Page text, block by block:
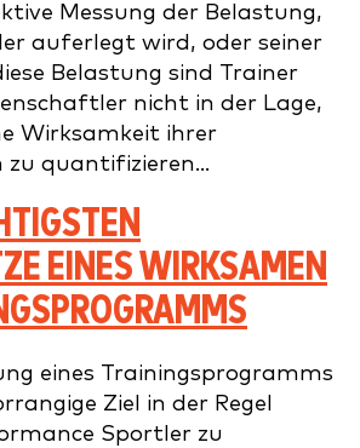
Messung der Belastung,
auferlegt wird, oder seiner
Belastung sind Trainer
nicht in der Lage,
Wirksamkeit ihrer
zu quantifizieren...
EINES WIRKSAMEN
eines Trainingsprogramms
Ziel in der Regel
Sportler zu